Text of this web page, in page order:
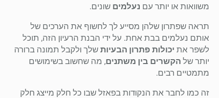
משוואות או יותר עם נעלמים שונים.
תראה שפתרון שלהן מסייע לך לחשוף את הערכים של
אותם נעלמים בבת אחת. על ידי הבנת הרעיון הזה, תוכל
לשפר את יכולות פתרון הבעיות שלך ולקבל תמונה ברורה
יותר של הקשרים בין משתנים, מה שחשוב בשימושים
מתמטיים רבים.
זה כמו לחבר את הנקודות בפאזל שבו כל חלק מייצג חלק